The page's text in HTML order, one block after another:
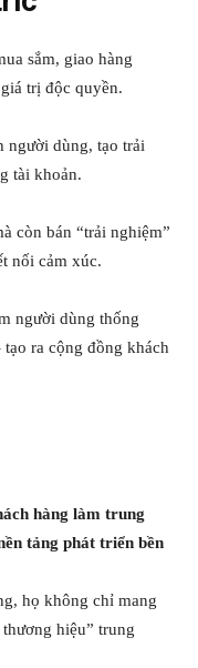
sắm, giao hàng
trị độc quyền.
người dùng, tạo trải
tài khoản.
còn bán “trải nghiệm”
nối cảm xúc.
người dùng thống
ra cộng đồng khách
hàng làm trung
tảng phát triển bền
họ không chỉ mang
hiệu” trung